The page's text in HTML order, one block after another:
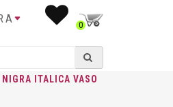
0
ITALICA VASO